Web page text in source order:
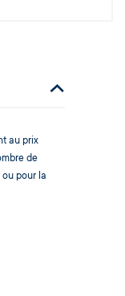
au prix
de
pour la